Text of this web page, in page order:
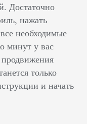
Достаточно
нажать
необходимые
минут у вас
только
и начать